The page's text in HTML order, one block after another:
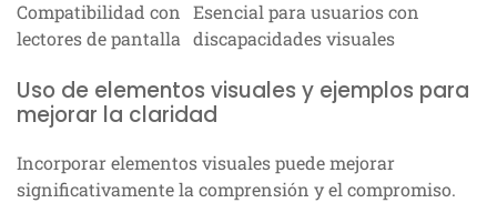
Compatibilidad con
lectores de pantalla
Esencial para usuarios con
discapacidades visuales
Uso de elementos visuales y ejemplos para
mejorar la claridad
Incorporar elementos visuales puede mejorar
significativamente la comprensión y el compromiso.